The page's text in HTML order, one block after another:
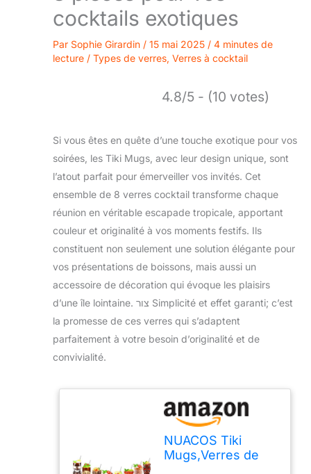
cocktails exotiques
Par Sophie Girardin / 15 mai 2025 / 4 minutes de
lecture / Types de verres, Verres à cocktail
4.8/5 - (10 votes)
Si vous êtes en quête d’une touche exotique pour vos
soirées, les Tiki Mugs, avec leur design unique, sont
l’atout parfait pour émerveiller vos invités. Cet
ensemble de 8 verres cocktail transforme chaque
réunion en véritable escapade tropicale, apportant
couleur et originalité à vos moments festifs. Ils
constituent non seulement une solution élégante pour
vos présentations de boissons, mais aussi un
accessoire de décoration qui évoque les plaisirs
d’une île lointaine. צור Simplicité et effet garanti; c’est
la promesse de ces verres qui s’adaptent
parfaitement à votre besoin d’originalité et de
convivialité.
NUACOS Tiki
Mugs,Verres de